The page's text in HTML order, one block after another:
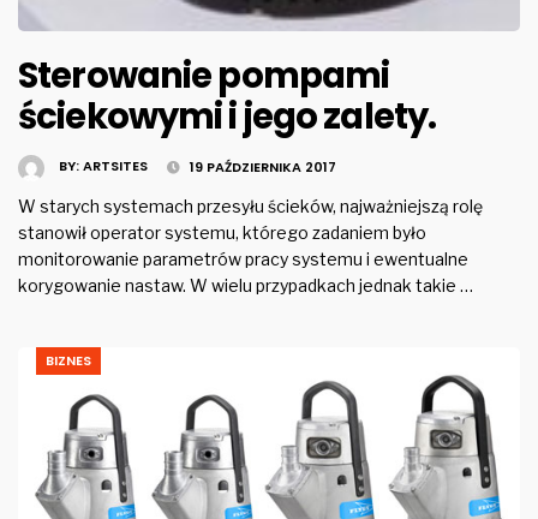
Sterowanie pompami
ściekowymi i jego zalety.
BY:ARTSITES 19 PAŹDZIERNIKA 2017
W starych systemach przesyłu ścieków, najważniejszą rolę
stanowił operator systemu, którego zadaniem było
monitorowanie parametrów pracy systemu i ewentualne
korygowanie nastaw. W wielu przypadkach jednak takie …
BIZNES